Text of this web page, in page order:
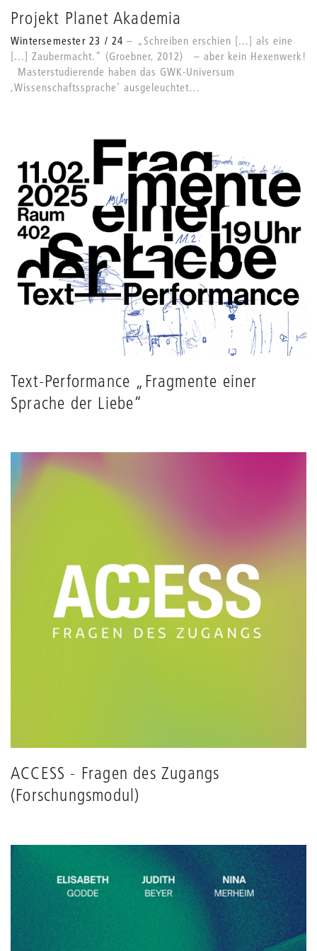
Projekt Planet Akademia
Wintersemester 23 / 24
„Schreiben erschien [...] als eine
[...] Zaubermacht.“ (Groebner, 2012) – aber kein Hexenwerk!
Masterstudierende haben das GWK-Universum
,Wissenschaftssprache’ ausgeleuchtet…
Text-Performance „Fragmente einer
Sprache der Liebe“
ACCESS - Fragen des Zugangs
(Forschungsmodul)